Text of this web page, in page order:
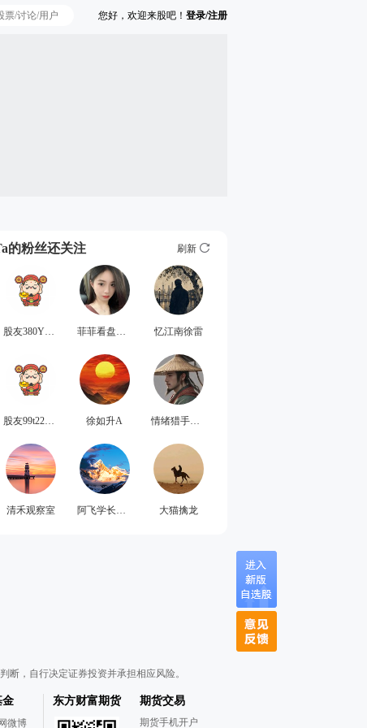
您好，欢迎来股吧！ 登录/注册
的粉丝还关注 刷新
股友380Y306c59 菲菲看盘日记 忆江南徐雷
股友99t22w3731 徐如升A 情绪猎手羽哥
清禾观察室 阿飞学长笔记 大猫擒龙
，自行决定证券投资并承担相应风险。
金
微博
东方财富期货 期货交易
期货手机开户